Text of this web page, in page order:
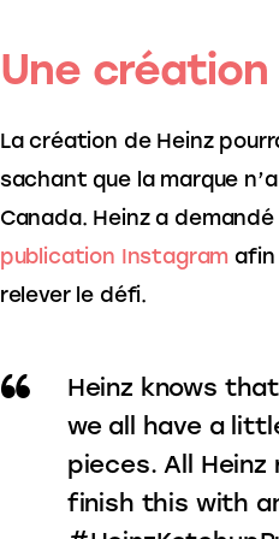
Une création
La création de Heinz
sachant que la marque
Canada. Heinz a
publication Instagram afin
relever le défi.
Heinz knows
we all have a
pieces. All Heinz
finish this with